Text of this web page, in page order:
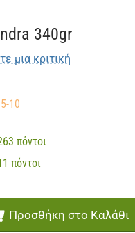
340gr
μια κριτική
10
πόντοι
πόντοι
Προσθήκη στο Καλάθι